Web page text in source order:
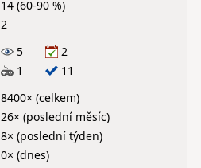
14 (60-90 %)
2
5
2
1
11
8400× (celkem)
26× (poslední měsíc)
8× (poslední týden)
0× (dnes)